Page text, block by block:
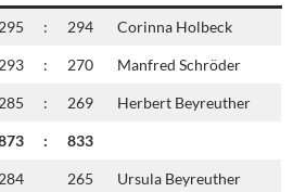
295 : 294 Corinna Holbeck
293 : 270 Manfred Schröder
285 : 269 Herbert Beyreuther
: 833
284 265 Ursula Beyreuther